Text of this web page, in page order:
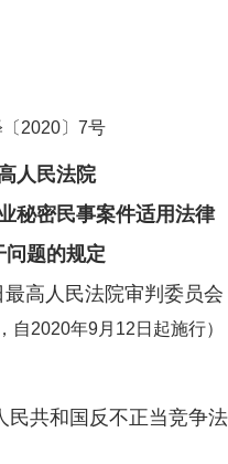
2020〕7号
人民法院
秘密民事案件适用法律
问题的规定
最高人民法院审判委员会
自2020年9月12日起施行）
和国反不正当竞争法